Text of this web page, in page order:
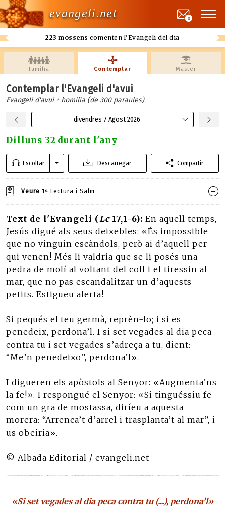
evangeli.net
223 mossens comenten l'Evangeli del dia
0
Família Contemplar Master
Contemplar l'Evangeli d'avui
Evangeli d'avui + homilía (de 300 paraules)
divendres 7 Agost 2026
Dilluns 32 durant l'any
Escoltar Descarregar Compartir
Veure 1ª Lectura i Salm
Text de l'Evangeli (Lc17,1-6): En aquell temps,
Jesús digué als seus deixebles: «És impossible
que no vinguin escàndols, però ai d’aquell per
qui venen! Més li valdria que se li posés una
pedra de molí al voltant del coll i el tiressin al
mar, que no pas escandalitzar un d’aquests
petits. Estigueu alerta!
Si pequés el teu germà, reprèn-lo; i si es
penedeix, perdona’l. I si set vegades al dia peca
contra tu i set vegades s’adreça a tu, dient:
“Me’n penedeixo”, perdona’l».
I digueren els apòstols al Senyor: «Augmenta’ns
la fe!». I respongué el Senyor: «Si tinguéssiu fe
com un gra de mostassa, diríeu a aquesta
morera: “Arrenca’t d’arrel i trasplanta’t al mar”, i
us obeiria».
© Albada Editorial / evangeli.net
«Si set vegades al dia peca contra tu (....), perdona’l»